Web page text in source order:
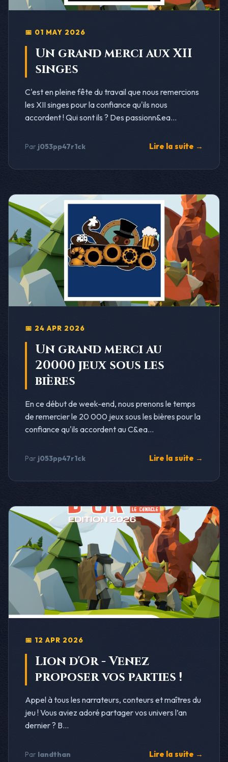
📅 01 MAY 2026
Un grand merci aux XII
singes
C'est en pleine fête du travail que nous remercions
les XII singes pour la confiance qu'ils nous
accordent ! Qui sont ils ? Des passionn&ea...
Par j053pp47r1ck Lire la suite →
📅 24 APR 2026
Un grand merci au
20000 jeux sous les
bières
En ce début de week-end, nous prenons le temps
de remercier le 20 000 jeux sous les bières pour la
confiance qu'ils accordent au C&ea...
Par j053pp47r1ck Lire la suite →
📅 12 APR 2026
Lion d'Or - Venez
proposer vos parties !
Appel à tous les narrateurs, conteurs et maîtres du
jeu ! Vous aviez adoré partager vos univers l’an
dernier ? B...
Par landthan Lire la suite →